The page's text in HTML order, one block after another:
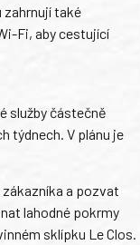
také
Fi, aby cestující
služby částečně
týdnech. V plánu je
a pozvat
lahodné pokrmy
sklípku Le Clos.